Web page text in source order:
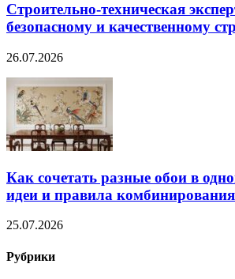
Строительно‑техническая
безопасному и качественному
26.07.2026
Как сочетать разные обои в
идеи и правила комбинирования
25.07.2026
Рубрики